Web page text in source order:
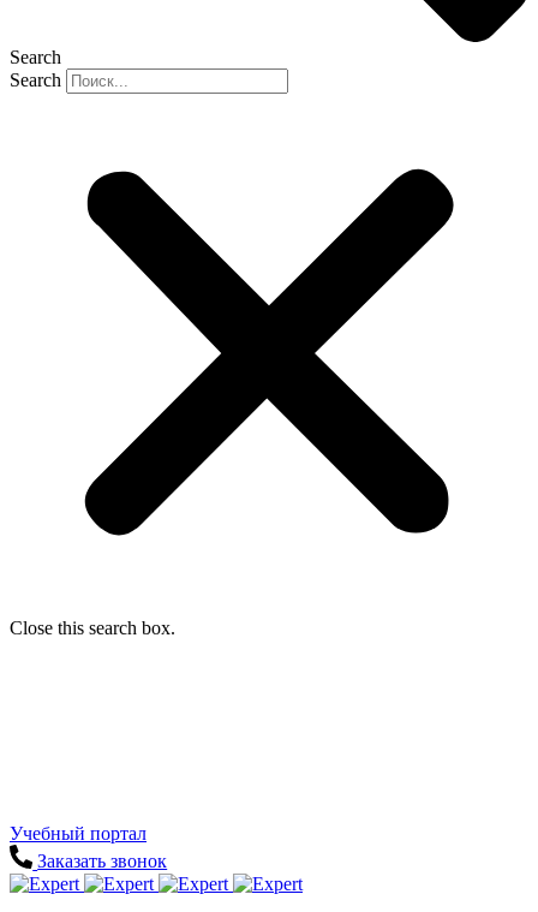
Search
Search
Close this search box.
Учебный портал
Заказать звонок